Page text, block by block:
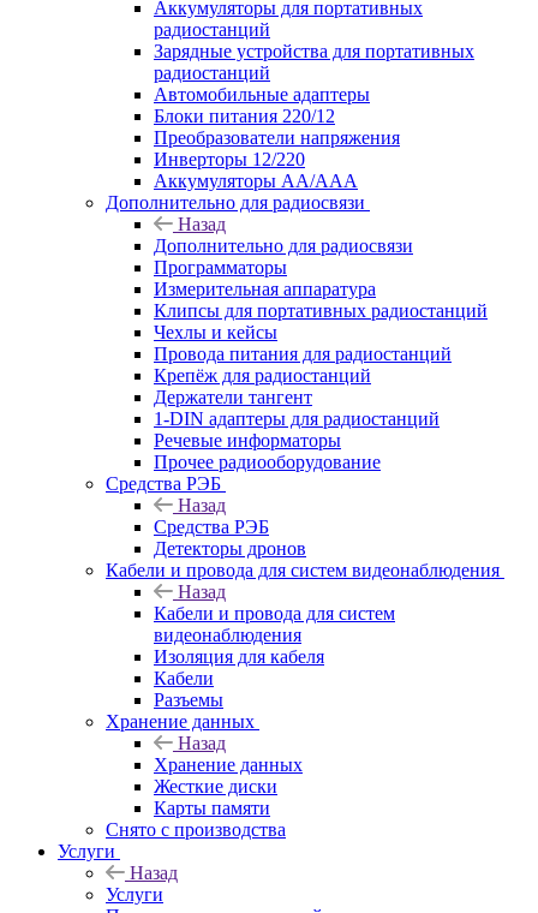
Аккумуляторы для портативных
радиостанций
Зарядные устройства для портативных
радиостанций
Автомобильные адаптеры
Блоки питания 220/12
Преобразователи напряжения
Инверторы 12/220
Аккумуляторы АА/ААА
Дополнительно для радиосвязи
Назад
Дополнительно для радиосвязи
Программаторы
Измерительная аппаратура
Клипсы для портативных радиостанций
Чехлы и кейсы
Провода питания для радиостанций
Крепёж для радиостанций
Держатели тангент
1-DIN адаптеры для радиостанций
Речевые информаторы
Прочее радиооборудование
Средства РЭБ
Назад
Средства РЭБ
Детекторы дронов
Кабели и провода для систем видеонаблюдения
Назад
Кабели и провода для систем
видеонаблюдения
Изоляция для кабеля
Кабели
Разъемы
Хранение данных
Назад
Хранение данных
Жесткие диски
Карты памяти
Снято с производства
Услуги
Назад
Услуги